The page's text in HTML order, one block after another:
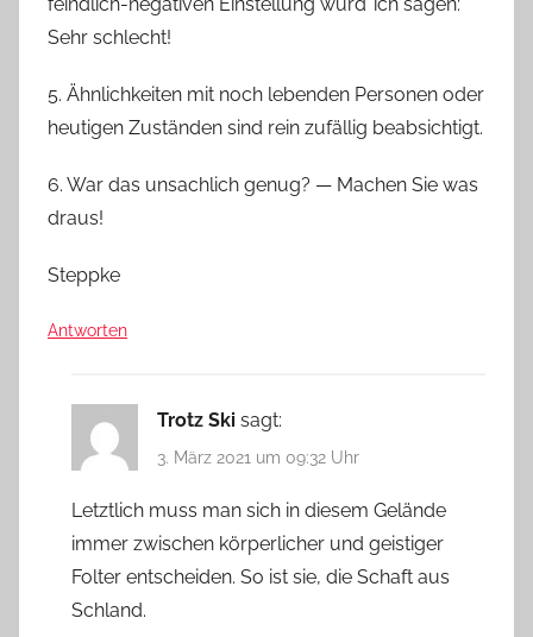
feindlich-negativen Einstellung würd’ ich sagen:
Sehr schlecht!
5. Ähnlichkeiten mit noch lebenden Personen oder
heutigen Zuständen sind rein zufällig beabsichtigt.
6. War das unsachlich genug? — Machen Sie was
draus!
Steppke
Antworten
Trotz Ski sagt:
3. März 2021 um 09:32 Uhr
Letztlich muss man sich in diesem Gelände
immer zwischen körperlicher und geistiger
Folter entscheiden. So ist sie, die Schaft aus
Schland.